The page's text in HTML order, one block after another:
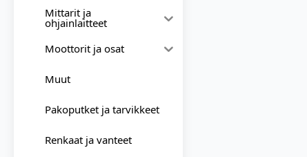
Mittarit ja
ohjainlaitteet
Moottorit ja osat
Muut
Pakoputket ja tarvikkeet
Renkaat ja vanteet